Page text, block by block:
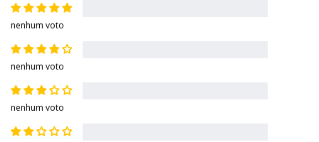
nenhum voto
nenhum voto
nenhum voto